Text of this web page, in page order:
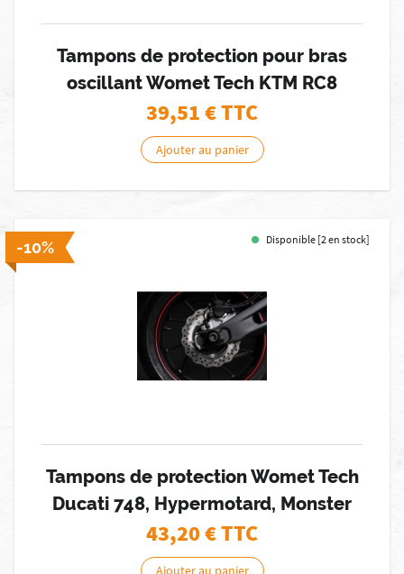
Tampons de protection pour bras
oscillant Womet Tech KTM RC8
39,51€ TTC
Ajouter au panier
-10% Disponible [2 en stock]
Tampons de protection Womet Tech
Ducati 748, Hypermotard, Monster
43,20€ TTC
Ajouter au panier